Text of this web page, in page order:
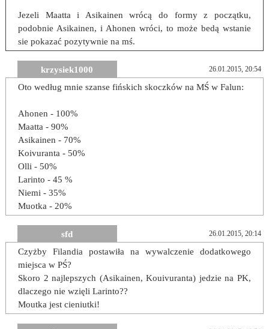
Jezeli Maatta i Asikainen wrócą do formy z początku,
podobnie Asikainen, i Ahonen wróci, to może bedą wstanie
sie pokazać pozytywnie na mś.
krzysiek1000 26.01.2015, 20:54
Oto według mnie szanse fińskich skoczków na MŚ w Falun:
Ahonen - 100%
Maatta - 90%
Asikainen - 70%
Koivuranta - 50%
Olli - 50%
Larinto - 45 %
Niemi - 35%
Muotka - 20%
sfd 26.01.2015, 20:14
Czyżby Filandia postawiła na wywalczenie dodatkowego
miejsca w PŚ?
Skoro 2 najlepszych (Asikainen, Kouivuranta) jedzie na PK,
dlaczego nie wzięli Larinto??
Moutka jest cieniutki!